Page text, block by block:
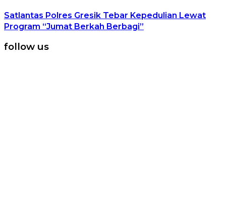
Satlantas Polres Gresik Tebar Kepedulian Lewat
Program “Jumat Berkah Berbagi”
follow us